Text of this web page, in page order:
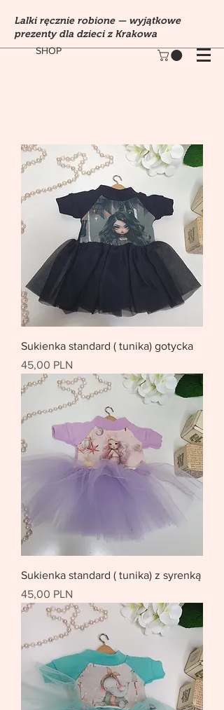
SHOP
Lalki ręcznie robione — wyjątkowe
prezenty dla dzieci z Krakowa
Sukienka standard ( tunika) gotycka
Цена
45,00 PLN
Sukienka standard ( tunika) z syrenką
Цена
45,00 PLN